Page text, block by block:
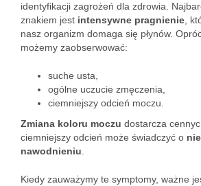
identyfikacji zagrożeń dla zdrowia.
znakiem jest intensywne pragnienie ,
nasz organizm domaga się płynów.
możemy zaobserwować:
suche usta,
ogólne uczucie zmęczenia,
ciemniejszy odcień moczu.
Zmiana koloru moczu dostarcza
ciemniejszy odcień może świadczyć o
nawodnieniu
Kiedy zauważymy te symptomy, ważne